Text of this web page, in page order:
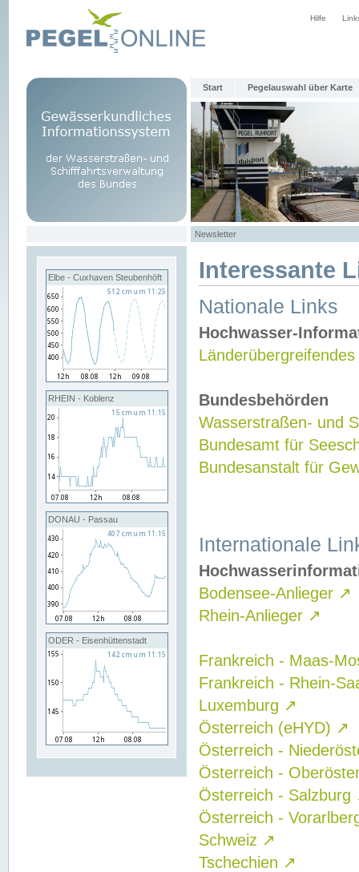
Hilfe
Start Pegelauswahl über Karte
Newsletter
Elbe - Cuxhaven Steubenhöft
RHEIN - Koblenz
DONAU - Passau
ODER - Eisenhüttenstadt
Interessante
Nationale Links
Hochwasser-
Bundesbehörden
Wasserstraßen- und
Bundesamt für
Bundesanstalt für
Internationale
Bodensee-Anlieger ↗
Rhein-Anlieger ↗
Frankreich - Maas-
Frankreich - Rhein-
Luxemburg ↗
Österreich (eHYD) ↗
Österreich -
Österreich -
Österreich - Salzburg
Österreich -
Schweiz ↗
Tschechien ↗